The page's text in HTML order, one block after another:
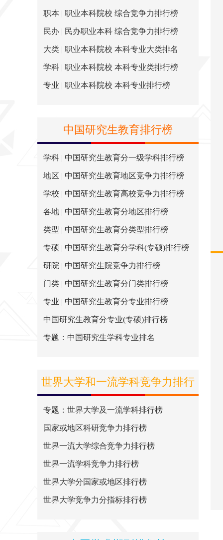
职本 | 职业本科院校 综合竞争力排行榜
民办 | 民办职业本科 综合竞争力排行榜
大类 | 职业本科院校 本科专业大类排名
学科 | 职业本科院校 本科专业类排行榜
专业 | 职业本科院校 本科专业排行榜
中国研究生教育排行榜
学科 | 中国研究生教育分一级学科排行榜
地区 | 中国研究生教育地区竞争力排行榜
学校 | 中国研究生教育高校竞争力排行榜
各地 | 中国研究生教育分地区排行榜
类型 | 中国研究生教育分类型排行榜
专硕 | 中国研究生教育分学科(专硕)排行榜
研院 | 中国研究生院竞争力排行榜
门类 | 中国研究生教育分门类排行榜
专业 | 中国研究生教育分专业排行榜
中国研究生教育分专业(专硕)排行榜
专题：中国研究生学科专业排名
世界大学和一流学科竞争力排行
榜
专题：世界大学及一流学科排行榜
国家或地区科研竞争力排行榜
世界一流大学综合竞争力排行榜
世界一流学科竞争力排行榜
世界大学分国家或地区排行榜
世界大学竞争力分指标排行榜